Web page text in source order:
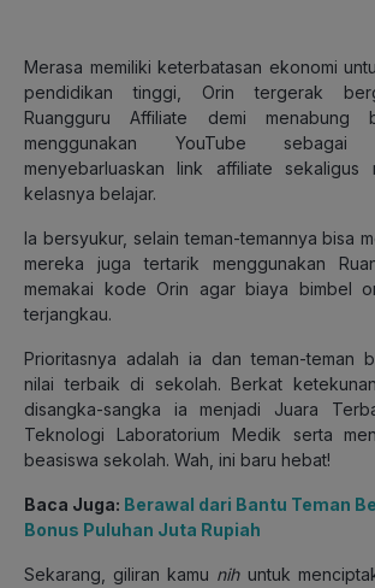
Merasa memiliki keterbatasan ekonomi
pendidikan tinggi, Orin tergerak
Ruangguru Affiliate demi menabung
menggunakan YouTube
menyebarluaskan link affiliate sekaligus
kelasnya belajar.
Ia bersyukur, selain teman-temannya bisa
mereka juga tertarik menggunakan
memakai kode Orin agar biaya bimbel
terjangkau.
Prioritasnya adalah ia dan teman-teman
nilai terbaik di sekolah. Berkat
disangka-sangka ia menjadi Juara
Teknologi Laboratorium Medik serta
beasiswa sekolah. Wah, ini baru hebat!
Baca Juga: Berawal dari Bantu Teman
Bonus Puluhan Juta Rupiah
Sekarang, giliran kamu nihuntuk